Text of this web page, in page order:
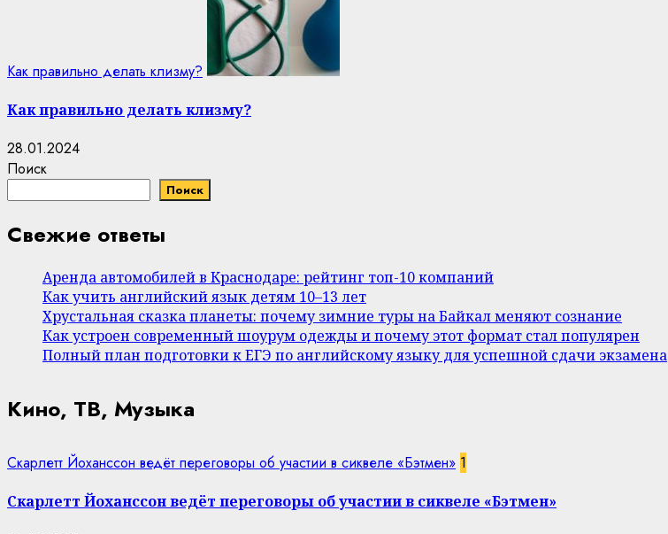
Как правильно делать клизму?
Как правильно делать клизму?
28.01.2024
Поиск
Поиск
Свежие ответы
Аренда автомобилей в Краснодаре: рейтинг топ-10 компаний
Как учить английский язык детям 10–13 лет
Хрустальная сказка планеты: почему зимние туры на Байкал меняют сознание
Как устроен современный шоурум одежды и почему этот формат стал популярен
Полный план подготовки к ЕГЭ по английскому языку для успешной сдачи экзамена
Кино, ТВ, Музыка
Скарлетт Йоханссон ведёт переговоры об участии в сиквеле «Бэтмен» 1
Скарлетт Йоханссон ведёт переговоры об участии в сиквеле «Бэтмен»